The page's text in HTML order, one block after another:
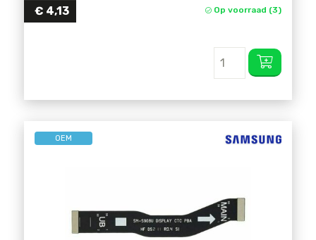
€ 4,13 Op voorraad (3)
OEM